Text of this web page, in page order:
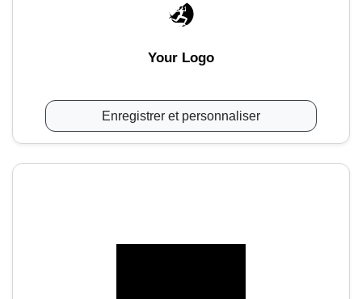
Your Logo
Enregistrer et personnaliser